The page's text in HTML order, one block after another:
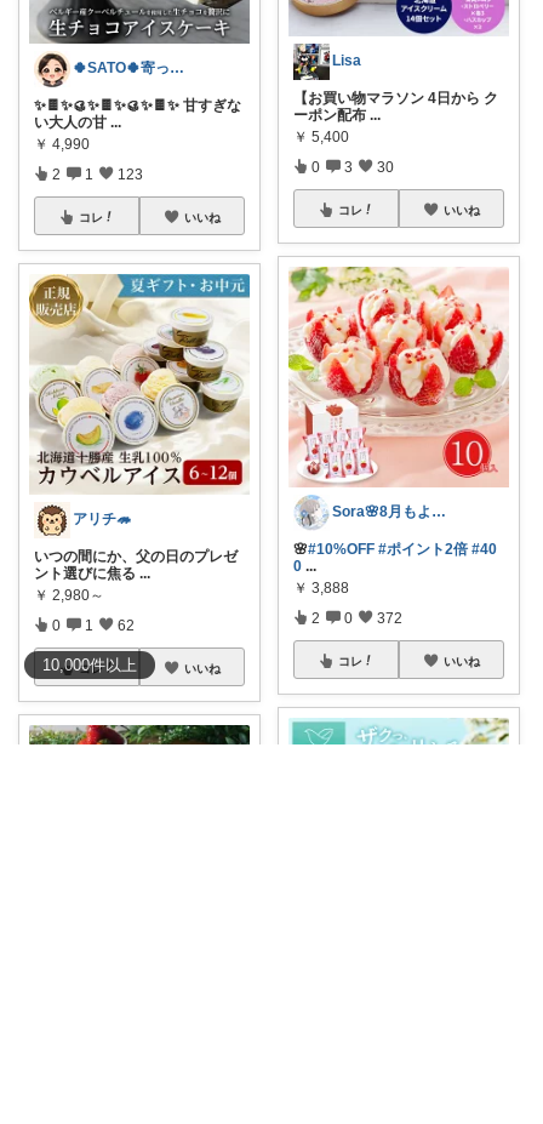
10,000件以上
🍀SATO🍀寄って、見てらっしゃい！
✨🍫✨🥮✨🍫✨🥮✨🍫✨ 甘すぎな
い大人の甘 ...
￥ 4,990
2 1 123
コレ いいね
アリチ🦔
いつの間にか、父の日のプレゼ
ント選びに焦る ...
￥ 2,980～
0 1 62
コレ いいね
Lisa
【お買い物マラソン 4日から ク
ーポン配布 ...
￥ 5,400
0 3 30
コレ いいね
Sora🌸8月もよろしくね
🌸#10%OFF #ポイント2倍 #40
0 ...
￥ 3,888
2 0 372
コレ いいね